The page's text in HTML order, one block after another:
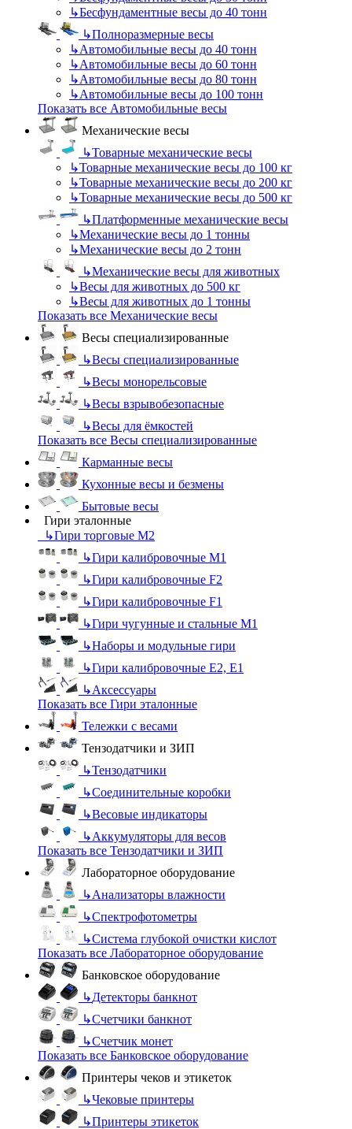
↳Бесфундаментные весы до 40 тонн
↳Полноразмерные весы
↳Автомобильные весы до 40 тонн
↳Автомобильные весы до 60 тонн
↳Автомобильные весы до 80 тонн
↳Автомобильные весы до 100 тонн
Показать все Автомобильные весы
Механические весы
↳Товарные механические весы
↳Товарные механические весы до 100 кг
↳Товарные механические весы до 200 кг
↳Товарные механические весы до 500 кг
↳Платформенные механические весы
↳Механические весы до 1 тонны
↳Механические весы до 2 тонн
↳Механические весы для животных
↳Весы для животных до 500 кг
↳Весы для животных до 1 тонны
Показать все Механические весы
Весы специализированные
↳Весы специализированные
↳Весы монорельсовые
↳Весы взрывобезопасные
↳Весы для ёмкостей
Показать все Весы специализированные
Карманные весы
Кухонные весы и безмены
Бытовые весы
Гири эталонные
↳Гири торговые М2
↳Гири калибровочные М1
↳Гири калибровочные F2
↳Гири калибровочные F1
↳Гири чугунные и стальные М1
↳Наборы и модульные гири
↳Гири калибровочные E2, Е1
↳Аксессуары
Показать все Гири эталонные
Тележки с весами
Тензодатчики и ЗИП
↳Тензодатчики
↳Соединительные коробки
↳Весовые индикаторы
↳Аккумуляторы для весов
Показать все Тензодатчики и ЗИП
Лабораторное оборудование
↳Анализаторы влажности
↳Спектрофотометры
↳Система глубокой очистки кислот
Показать все Лабораторное оборудование
Банковское оборудование
↳Детекторы банкнот
↳Счетчики банкнот
↳Счетчик монет
Показать все Банковское оборудование
Принтеры чеков и этикеток
↳Чековые принтеры
↳Принтеры этикеток